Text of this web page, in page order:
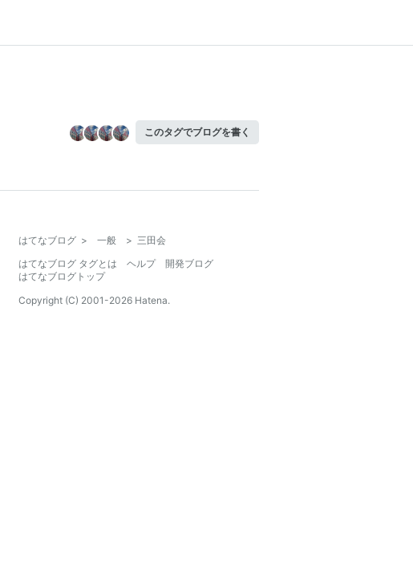
このタグでブログを書く
はてなブログ > 一般 > 三田会
はてなブログ タグとは
ヘルプ
開発ブログ
はてなブログトップ
Copyright (C) 2001-2026 Hatena.